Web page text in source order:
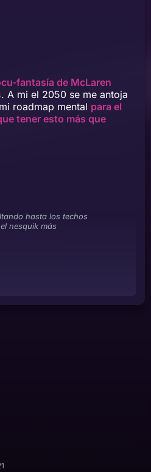
fantasía de McLaren
. A mi el 2050 se me antoja
roadmap mental para el
tener esto más que
hasta los techos
nesquik más